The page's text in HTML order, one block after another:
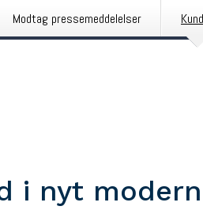
Modtag pressemeddelelser
i nyt